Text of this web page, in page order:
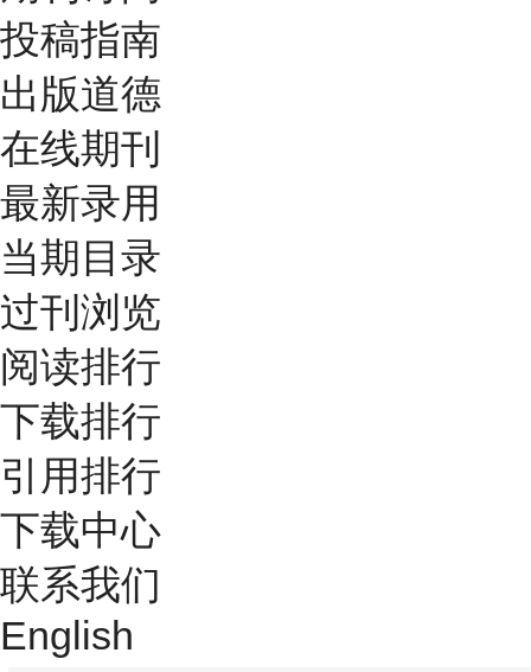
投稿指南
出版道德
在线期刊
最新录用
当期目录
过刊浏览
阅读排行
下载排行
引用排行
下载中心
联系我们
English